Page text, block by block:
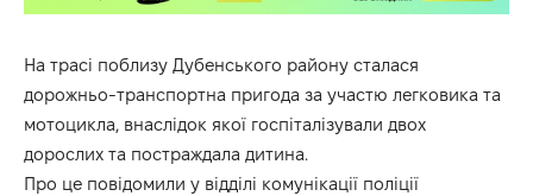
На трасі поблизу Дубенського району сталася
дорожньо-транспортна пригода за участю легковика та
мотоцикла, внаслідок якої госпіталізували двох
дорослих та постраждала дитина.
Про це повідомили у відділі комунікації поліції